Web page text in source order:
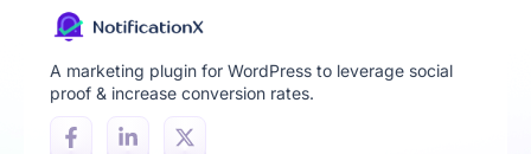
A marketing plugin for WordPress to leverage social
proof & increase conversion rates.